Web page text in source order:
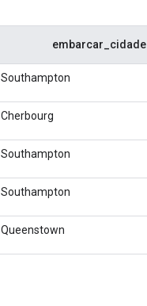
embarcar_cidade
Southampton
Cherbourg
Southampton
Southampton
Queenstown